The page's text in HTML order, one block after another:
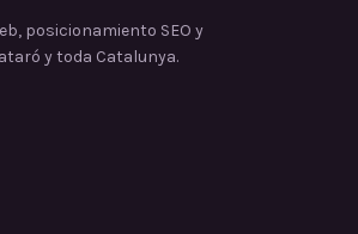
posicionamiento SEO y
y toda Catalunya.